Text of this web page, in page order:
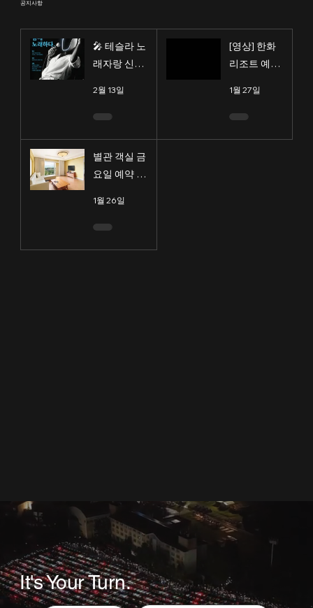
공지사항
🎤 테슬라 노
래자랑 신청
2월 13일
[영상] 한화
리조트 예약
1월 27일
별관 객실 금
요일 예약 제
1월 26일
It's Your Turn.